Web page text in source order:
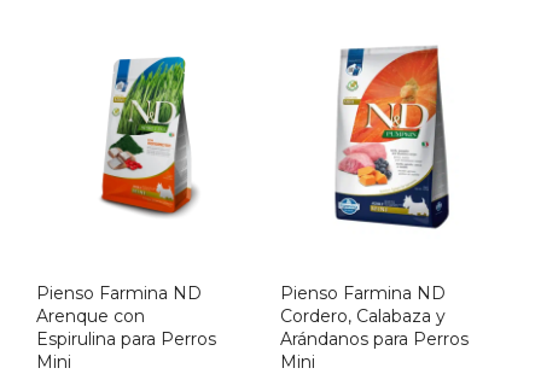
Pienso Farmina ND
Arenque con
Espirulina para Perros
Mini
Pienso Farmina ND
Cordero, Calabaza y
Arándanos para Perros
Mini